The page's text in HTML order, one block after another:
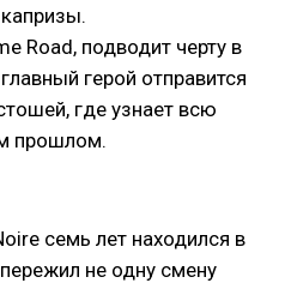
Road, подводит черту в
герой отправится
где узнает всю
прошлом.
семь лет находился в
не одну смену